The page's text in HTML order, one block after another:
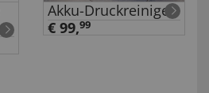
Akku-Druckreiniger
€ 99,99